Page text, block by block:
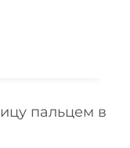
пальцем в